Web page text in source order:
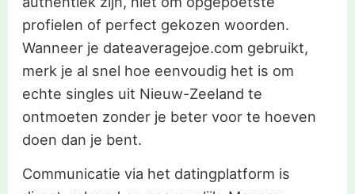
profielen of perfect gekozen woorden.
Wanneer je dateaveragejoe.com gebruikt,
merk je al snel hoe eenvoudig het is om
echte singles uit Nieuw-Zeeland te
ontmoeten zonder je beter voor te hoeven
doen dan je bent.
Communicatie via het datingplatform is